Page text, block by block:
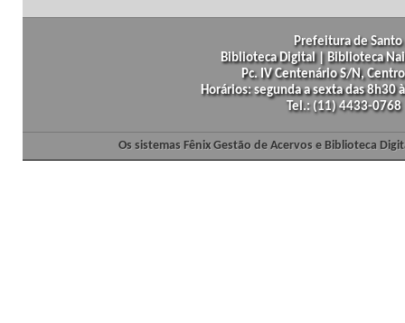
Prefeitura de
Biblioteca Digital | Biblioteca
Pc. IV Centenário S/N,
Horários: segunda a sexta das
Tel.: (11) 4433-
Os sistemas Fênix Gestão de Acervos e Biblioteca